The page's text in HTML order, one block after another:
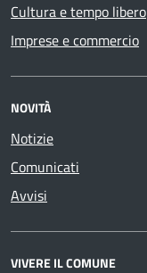
Cultura e tempo libero
Imprese e commercio
NOVITÀ
Notizie
Comunicati
Avvisi
VIVERE IL COMUNE